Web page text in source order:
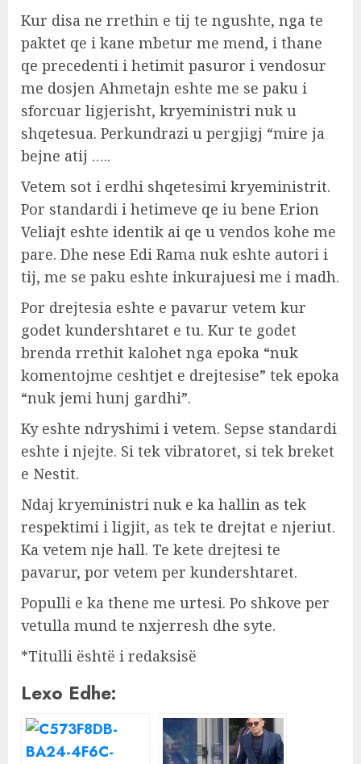
Kur disa ne rrethin e tij te ngushte, nga te
paktet qe i kane mbetur me mend, i thane
qe precedenti i hetimit pasuror i vendosur
me dosjen Ahmetajn eshte me se paku i
sforcuar ligjerisht, kryeministri nuk u
shqetesua. Perkundrazi u pergjigj “mire ja
bejne atij …..
Vetem sot i erdhi shqetesimi kryeministrit.
Por standardi i hetimeve qe iu bene Erion
Veliajt eshte identik ai qe u vendos kohe me
pare. Dhe nese Edi Rama nuk eshte autori i
tij, me se paku eshte inkurajuesi me i madh.
Por drejtesia eshte e pavarur vetem kur
godet kundershtaret e tu. Kur te godet
brenda rrethit kalohet nga epoka “nuk
komentojme ceshtjet e drejtesise” tek epoka
“nuk jemi hunj gardhi”.
Ky eshte ndryshimi i vetem. Sepse standardi
eshte i njejte. Si tek vibratoret, si tek breket
e Nestit.
Ndaj kryeministri nuk e ka hallin as tek
respektimi i ligjit, as tek te drejtat e njeriut.
Ka vetem nje hall. Te kete drejtesi te
pavarur, por vetem per kundershtaret.
Populli e ka thene me urtesi. Po shkove per
vetulla mund te nxjerresh dhe syte.
*Titulli është i redaksisë
Lexo Edhe: